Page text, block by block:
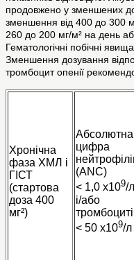
продовжено у зменшених
зменшення від 400 до 300
260 до 200 мг/м² на день
Гематологічні побічні
Зменшення дозування
тромбоцит опенії
Хронічна
фаза ХМЛ і
ГІСТ
(стартова
доза 400
мг²)
Абсолютна
цифра
(ANC)
< 1,0 x109/л
і/або
< 50 x109/л